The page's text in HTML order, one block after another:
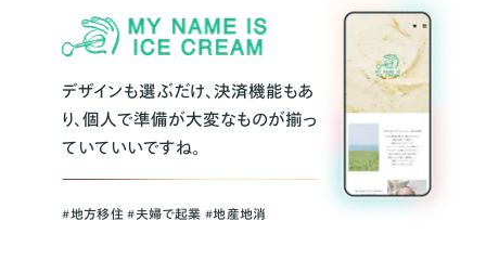
デザインも選ぶだけ、決済機能もあ
り、個人で準備が大変なものが揃っ
ていていいですね。
#地方移住 #夫婦で起業 #地産地消